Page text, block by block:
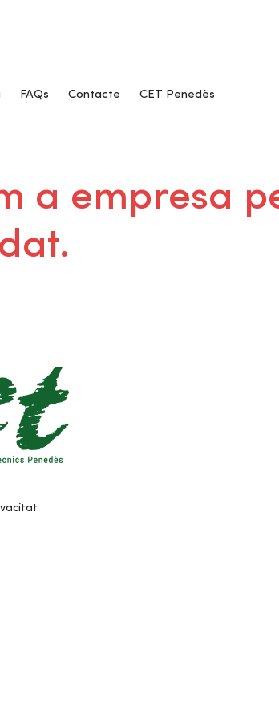
FAQs Contacte CET Penedès
a empresa